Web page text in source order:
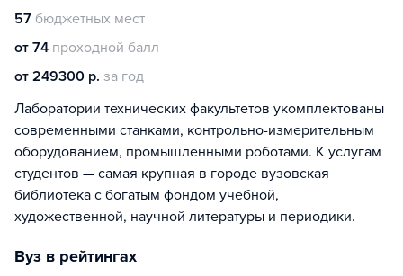
57 бюджетных мест
от 74 проходной балл
от 249300 р. за год
Лаборатории технических факультетов укомплектованы
современными станками, контрольно-измерительным
оборудованием, промышленными роботами. К услугам
студентов — самая крупная в городе вузовская
библиотека с богатым фондом учебной,
художественной, научной литературы и периодики.
Вуз в рейтингах